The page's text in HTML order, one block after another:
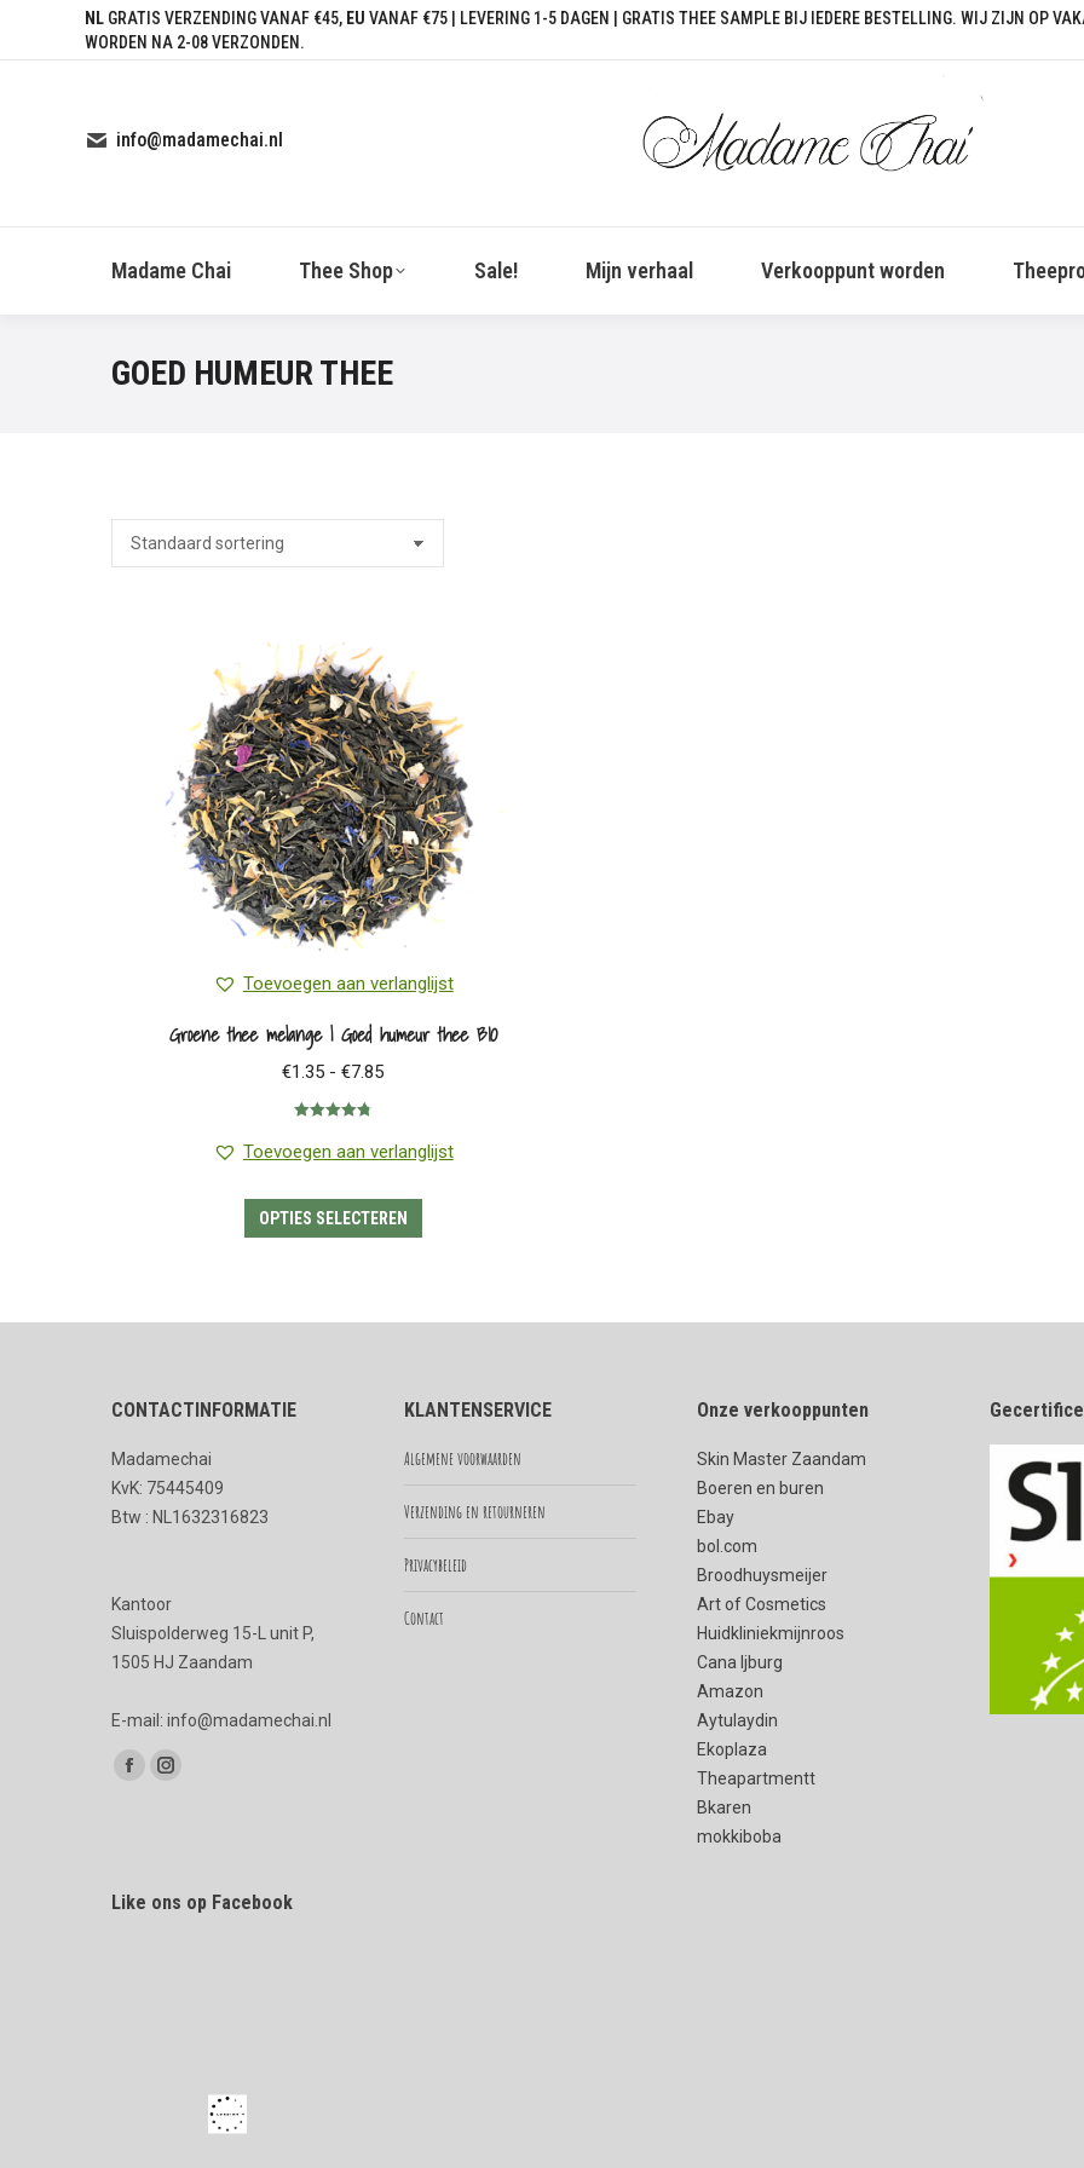
NL GRATIS VERZENDING VANAF €45, EU VANAF €75 | LEVERING 1-5 DAGEN | GRATIS THEE SAMPLE BIJ IEDERE BESTELLING. WIJ ZIJN OP
WORDEN NA 2-08 VERZONDEN.
info@madamechai.nl
Madame Chai Thee Shop Sale! Mijn verhaal Verkooppunt worden
GOED HUMEUR THEE
Toevoegen aan verlanglijst
Groene thee melange | Goed humeur thee BIO
€1.35 - €7.85Prijsklasse:
€7.85
4.80uit 5
Toevoegen aan verlanglijst
OPTIES SELECTEREN
optie
worden
de
CONTACTINFORMATIE
Madamechai
KvK: 75445409
Btw : NL1632316823
Kantoor
Sluispolderweg 15-L unit P,
1505 HJ Zaandam
E-mail: info@madamechai.nl
Vind ons op:
Facebook
new
Instagram
new
KLANTENSERVICE
Algemene voorwaarden
Verzending en retourneren
Privacybeleid
Contact
Onze verkooppunten
Skin Master Zaandam
Boeren en buren
Ebay
bol.com
Broodhuysmeijer
Art of Cosmetics
Huidkliniekmijnroos
Cana Ijburg
Amazon
Aytulaydin
Ekoplaza
Theapartmentt
Bkaren
mokkiboba
Like ons op Facebook